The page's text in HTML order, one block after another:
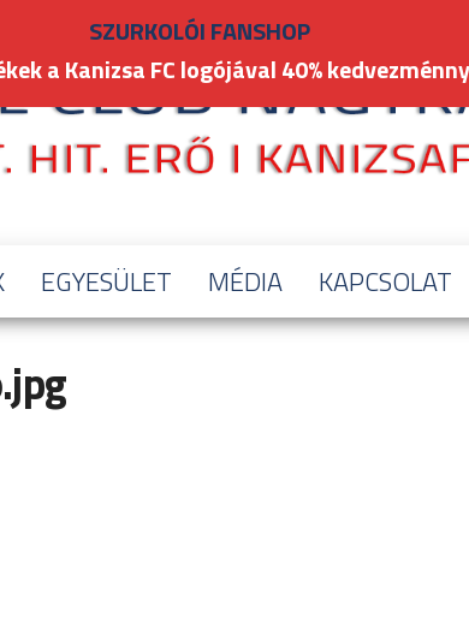
EGYESÜLET MÉDIA KAPCSOLAT
SZURKOLÓI FANSHOP
a Kanizsa FC logójával 40%